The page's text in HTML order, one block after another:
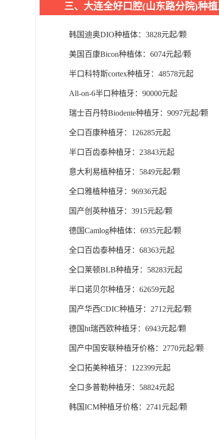
三、大连全好口腔(山东路分院)种
韩国迪奥DIO种植体：3828元起/颗
美国百康Bicon种植体：6074元起/颗
半口科特斯cortex种植牙：48578元起
All-on-6半口种植牙：90000元起
瑞士百丹特Biodente种植牙：9097元起/颗
全口百康种植牙：126285元起
半口百齿泰种植牙：23843元起
意大利易植种植牙：5849元起/颗
全口雅植种植牙：96936元起
国产创英种植牙：3915元起/颗
德国Camlog种植体：6935元起/颗
全口百齿泰种植牙：68363元起
全口莱顿BLB种植牙：58283元起
半口诺贝尔种植牙：62659元起
国产华西CDIC种植牙：2712元起/颗
德国ht瑞西欧种植牙：6943元起/颗
国产中国安联种植牙价格：2770元起/颗
全口拓美种植牙：122399元起
全口多普勒种植牙：58824元起
韩国ICM种植牙价格：2741元起/颗